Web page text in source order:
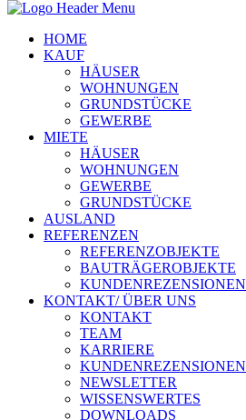
HOME
KAUF
HÄUSER
WOHNUNGEN
GRUNDSTÜCKE
GEWERBE
MIETE
HÄUSER
WOHNUNGEN
GEWERBE
GRUNDSTÜCKE
AUSLAND
REFERENZEN
REFERENZOBJEKTE
BAUTRÄGEROBJEKTE
KUNDENREZENSIONEN
KONTAKT/ ÜBER UNS
KONTAKT
TEAM
KARRIERE
KUNDENREZENSIONEN
NEWSLETTER
WISSENSWERTES
DOWNLOADS